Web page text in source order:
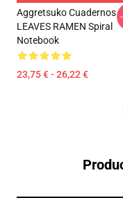
Aggretsuko Cuadernos -
LEAVES RAMEN Spiral
Notebook
23,75 € - 26,22 €